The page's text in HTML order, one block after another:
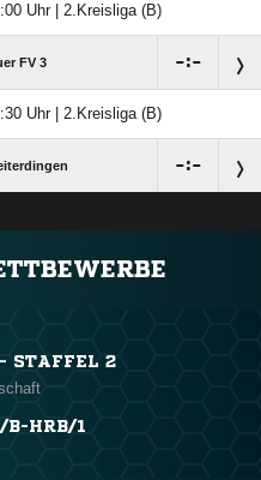
Uhr | 2.Kreisliga (B)
FV 3 :
Uhr | 2.Kreisliga (B)
:
STAFFEL 2
B-HRB/1